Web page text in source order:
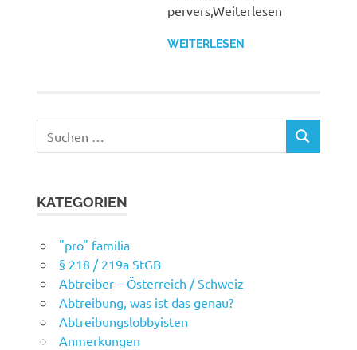
pervers,Weiterlesen
WEITERLESEN
nach:
SUCHEN
KATEGORIEN
"pro" familia
§ 218 / 219a StGB
Abtreiber – Österreich / Schweiz
Abtreibung, was ist das genau?
Abtreibungslobbyisten
Anmerkungen